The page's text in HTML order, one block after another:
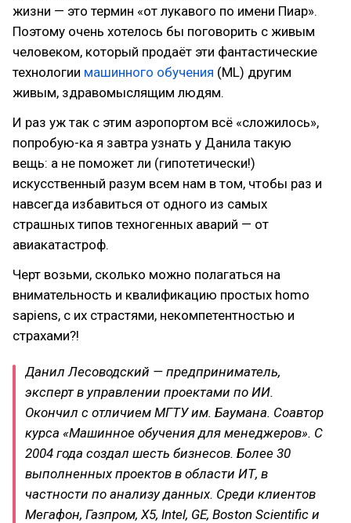
жизни — это термин «от лукавого по имени Пиар».
Поэтому очень хотелось бы поговорить с живым
человеком, который продаёт эти фантастические
технологии машинного обучения (ML) другим
живым, здравомыслящим людям.
И раз уж так с этим аэропортом всё «сложилось»,
попробую-ка я завтра узнать у Данила такую
вещь: а не поможет ли (гипотетически!)
искусственный разум всем нам в том, чтобы раз и
навсегда избавиться от одного из самых
страшных типов техногенных аварий — от
авиакатастроф.
Черт возьми, сколько можно полагаться на
внимательность и квалификацию простых homo
sapiens, с их страстями, некомпетентностью и
страхами?!
Данил Лесоводский — предприниматель,
эксперт в управлении проектами по ИИ.
Окончил с отличием МГТУ им. Баумана. Соавтор
курса «Машинное обучения для менеджеров». С
2004 года создал шесть бизнесов. Более 30
выполненных проектов в области ИТ, в
частности по анализу данных. Среди клиентов
Мегафон, Газпром, X5, Intel, GE, Boston Scientific и